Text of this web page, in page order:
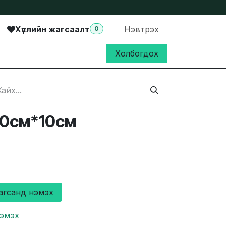
Хүслийн жагсаалт 0 Нэвтрэх
Холбогдох
нэмэх